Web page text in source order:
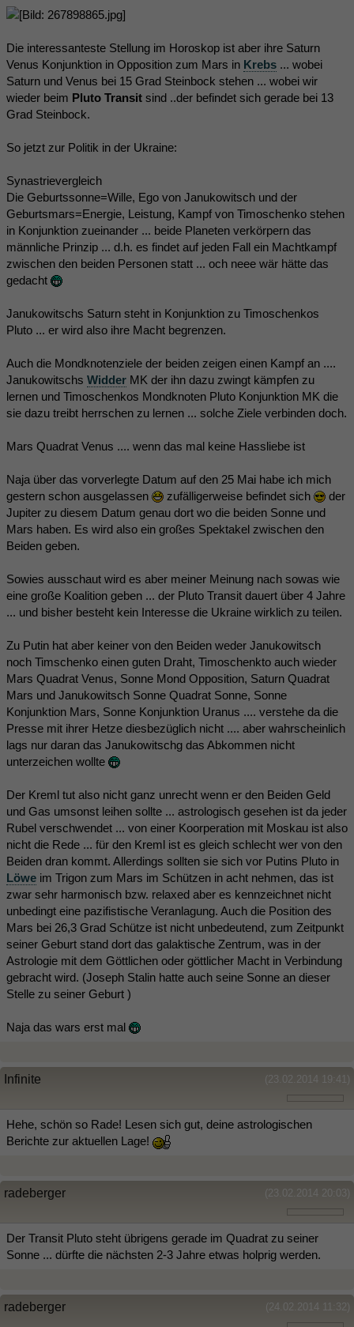
Die interessanteste Stellung im Horoskop ist aber ihre Saturn
Venus Konjunktion in Opposition zum Mars in Krebs ... wobei
Saturn und Venus bei 15 Grad Steinbock stehen ... wobei wir
wieder beim Pluto Transit sind ..der befindet sich gerade bei 13
Grad Steinbock.
So jetzt zur Politik in der Ukraine:
Synastrievergleich
Die Geburtssonne=Wille, Ego von Janukowitsch und der
Geburtsmars=Energie, Leistung, Kampf von Timoschenko stehen
in Konjunktion zueinander ... beide Planeten verkörpern das
männliche Prinzip ... d.h. es findet auf jeden Fall ein Machtkampf
zwischen den beiden Personen statt ... och neee wär hätte das
gedacht
Janukowitschs Saturn steht in Konjunktion zu Timoschenkos
Pluto ... er wird also ihre Macht begrenzen.
Auch die Mondknotenziele der beiden zeigen einen Kampf an ....
Janukowitschs Widder MK der ihn dazu zwingt kämpfen zu
lernen und Timoschenkos Mondknoten Pluto Konjunktion MK die
sie dazu treibt herrschen zu lernen ... solche Ziele verbinden doch.
Mars Quadrat Venus .... wenn das mal keine Hassliebe ist
Naja über das vorverlegte Datum auf den 25 Mai habe ich mich
gestern schon ausgelassen
zufälligerweise befindet sich
der
Jupiter zu diesem Datum genau dort wo die beiden Sonne und
Mars haben. Es wird also ein großes Spektakel zwischen den
Beiden geben.
Sowies ausschaut wird es aber meiner Meinung nach sowas wie
eine große Koalition geben ... der Pluto Transit dauert über 4 Jahre
... und bisher besteht kein Interesse die Ukraine wirklich zu teilen.
Zu Putin hat aber keiner von den Beiden weder Janukowitsch
noch Timschenko einen guten Draht, Timoschenkto auch wieder
Mars Quadrat Venus, Sonne Mond Opposition, Saturn Quadrat
Mars und Janukowitsch Sonne Quadrat Sonne, Sonne
Konjunktion Mars, Sonne Konjunktion Uranus .... verstehe da die
Presse mit ihrer Hetze diesbezüglich nicht .... aber wahrscheinlich
lags nur daran das Janukowitschg das Abkommen nicht
unterzeichen wollte
Der Kreml tut also nicht ganz unrecht wenn er den Beiden Geld
und Gas umsonst leihen sollte ... astrologisch gesehen ist da jeder
Rubel verschwendet ... von einer Koorperation mit Moskau ist also
nicht die Rede ... für den Kreml ist es gleich schlecht wer von den
Beiden dran kommt. Allerdings sollten sie sich vor Putins Pluto in
Löwe im Trigon zum Mars im Schützen in acht nehmen, das ist
zwar sehr harmonisch bzw. relaxed aber es kennzeichnet nicht
unbedingt eine pazifistische Veranlagung. Auch die Position des
Mars bei 26,3 Grad Schütze ist nicht unbedeutend, zum Zeitpunkt
seiner Geburt stand dort das galaktische Zentrum, was in der
Astrologie mit dem Göttlichen oder göttlicher Macht in Verbindung
gebracht wird. (Joseph Stalin hatte auch seine Sonne an dieser
Stelle zu seiner Geburt )
Naja das wars erst mal
(23.02.2014 19:41)
Infinite
Hehe, schön so Rade! Lesen sich gut, deine astrologischen
Berichte zur aktuellen Lage!
(23.02.2014 20:03)
radeberger
Der Transit Pluto steht übrigens gerade im Quadrat zu seiner
Sonne ... dürfte die nächsten 2-3 Jahre etwas holprig werden.
(24.02.2014 11:32)
radeberger